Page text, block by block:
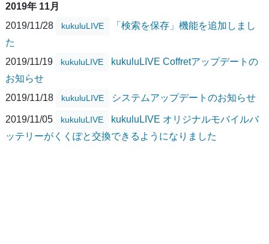
2019年 11月
2019/11/28
kukuluLIVE
「検索を保存」機能を追加しまし
た
2019/11/19
kukuluLIVE
kukuluLIVE Coffretアップデートの
お知らせ
2019/11/18
kukuluLIVE システムアップデートのお知らせ
2019/11/05 kukuluLIVE
kukuluLIVE オリジナルモバイルバ
ッテリーがくくぽと交換できるようになりました